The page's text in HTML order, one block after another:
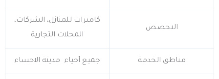
التخصص
كاميرات للمنازل، الشركات،
المحلات التجارية
مناطق الخدمة جميع أحياء مدينة الاحساء